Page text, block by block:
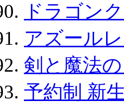
ドラゴン
アズール
剣と魔法
予約制 新